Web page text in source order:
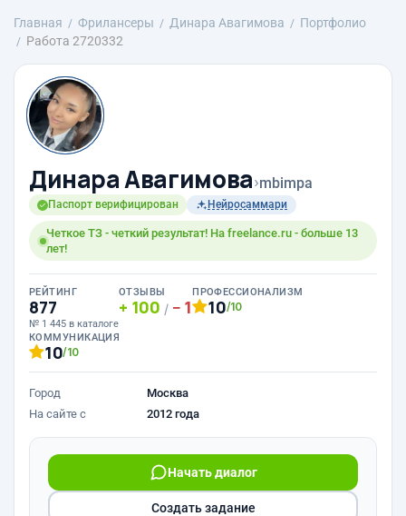
Главная Фрилансеры Динара Авагимова
Портфолио
Работа 2720332
Динара Авагимова›mbimpa
Паспорт верифицирован Нейросаммари
Четкое ТЗ - четкий результат! На freelance.ru - больше 13
лет!
РЕЙТИНГ
877
№ 1 445 в каталоге
ОТЗЫВЫ
100 / 1
ПРОФЕССИОНАЛИЗМ
10/10
КОММУНИКАЦИЯ
10/10
Город
Москва
На сайте с
2012 года
Начать диалог
Создать задание